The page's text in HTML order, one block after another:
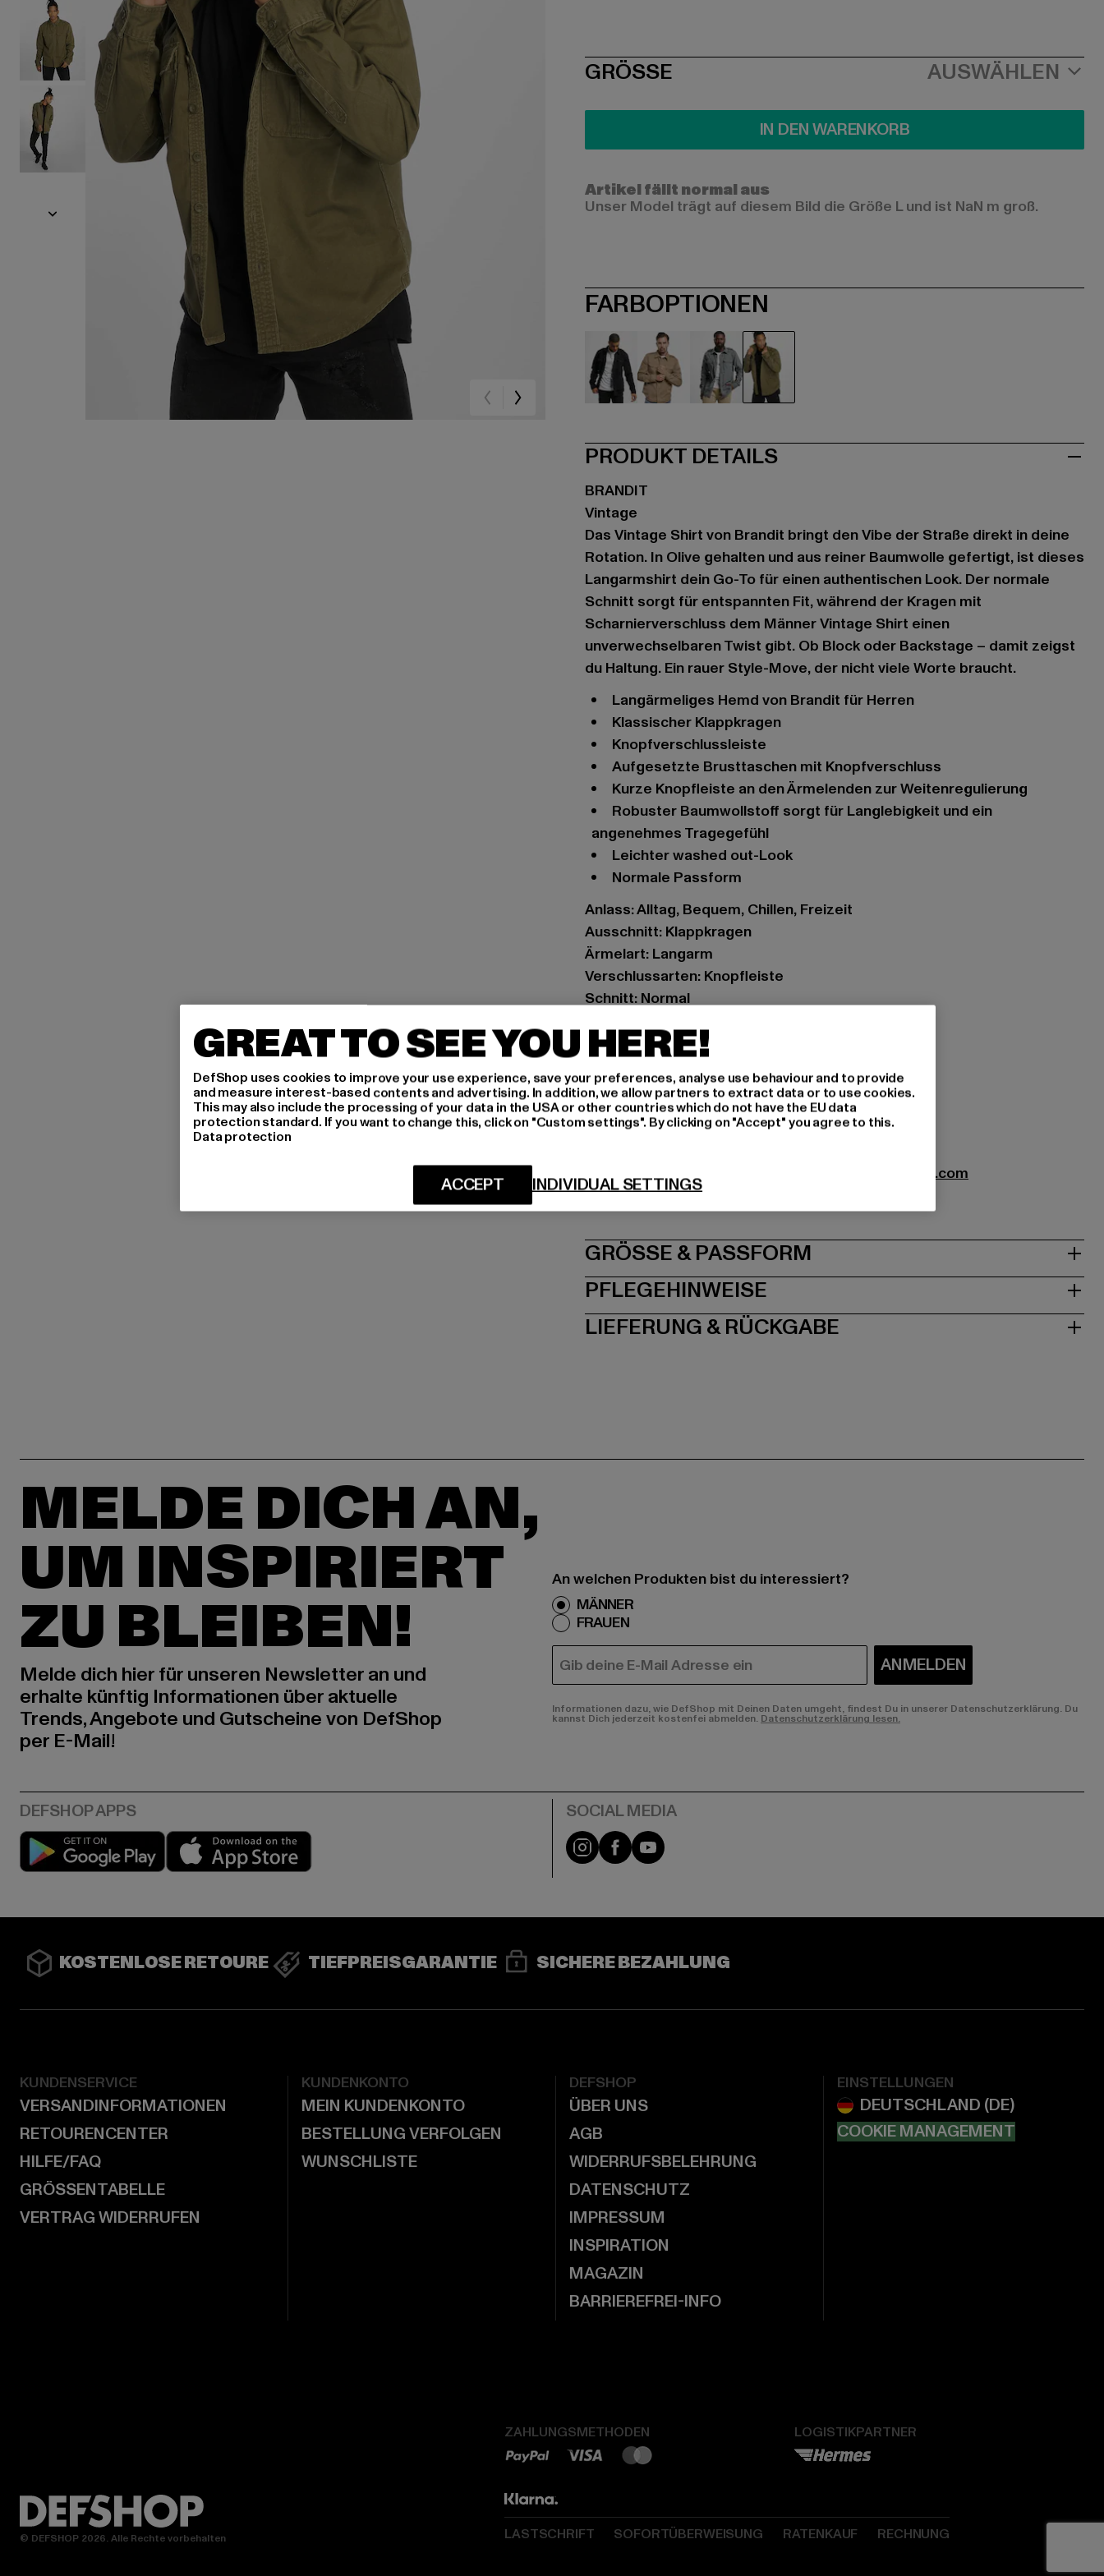
SIZE
GRÖSSE AUSWÄHLEN
IN DEN WARENKORB
Artikel fällt normal aus
Unser Model trägt auf diesem Bild die Größe L und ist NaN m groß.
FARBOPTIONEN
PRODUKT DETAILS
BRANDIT
Vintage
Das Vintage Shirt von Brandit bringt den Vibe der Straße direkt in deine
Rotation. In Olive gehalten und aus reiner Baumwolle gefertigt, ist dieses
Langarmshirt dein Go-To für einen authentischen Look. Der normale
Schnitt sorgt für entspannten Fit, während der Kragen mit
Scharnierverschluss dem Männer Vintage Shirt einen
unverwechselbaren Twist gibt. Ob Block oder Backstage – damit zeigst
du Haltung. Ein rauer Style-Move, der nicht viele Worte braucht.
langärmeliges Hemd von Brandit für Herren
klassischer Klappkragen
Knopfverschlussleiste
aufgesetzte Brusttaschen mit Knopfverschluss
kurze Knopfleiste an den Ärmelenden zur Weitenregulierung
robuster Baumwollstoff sorgt für Langlebigkeit und ein
angenehmes Tragegefühl
leichter washed out-Look
normale Passform
Anlass: Alltag, Bequem, Chillen, Freizeit
Ausschnitt: Klappkragen
Ärmelart: Langarm
Verschlussarten: Knopfleiste
Schnitt: Normal
Kat.: Hemden
Hersteller Farbe: olive
Materialzusammensetzung: 100% Baumwolle
Art.Nr: BD9373-00176
Hersteller: Brandit Textil GmbH |
info@brandit-wear.com
Spichernstraße 6a | 50672 Köln | DE
GRÖSSE & PASSFORM
PFLEGEHINWEISE
LIEFERUNG & RÜCKGABE
MELDE DICH AN,
UM INSPIRIERT
ZU BLEIBEN!
Melde dich hier für unseren Newsletter an und
erhalte künftig Informationen über aktuelle
Trends, Angebote und Gutscheine von DefShop
per E-Mail!
An welchen Produkten bist du interessiert?
MÄNNER
FRAUEN
E-MAIL ANMELDEN
Informationen dazu, wie DefShop mit Deinen Daten umgeht, findest Du in unserer Datenschutzerklärung. Du
kannst Dich jederzeit kostenfei abmelden. Datenschutzerklärung lesen.
Play market Instagram
FacebookYouTube
KOSTENLOSE RETOURE TIEFPREISGARANTIE SICHERE BEZAHLUNG
KUNDENSERVICE
VERSANDINFORMATIONEN
RETOURENCENTER
HILFE/FAQ
GRÖSSENTABELLE
VERTRAG WIDERRUFEN
KUNDENKONTO
MEIN KUNDENKONTO
BESTELLUNG VERFOLGEN
WUNSCHLISTE
DEFSHOP
ÜBER UNS
AGB
WIDERRUFSBELEHRUNG
DATENSCHUTZ
IMPRESSUM
INSPIRATION
MAGAZIN
BARRIEREFREI-INFO
EINSTELLUNGEN
COOKIE MANAGEMENT
ZAHLUNGSMETHODEN LOGISTIKPARTNER
LASTSCHRIFT SOFORTÜBERWEISUNG RATENKAUF RECHNUNG
© DEFSHOP 2026. Alle Rechte vorbehalten
GREAT TO SEE YOU HERE!
DefShop uses cookies to improve your use experience, save your preferences, analyse use behaviour and to provide
and measure interest-based contents and advertising. In addition, we allow partners to extract data or to use cookies.
This may also include the processing of your data in the USA or other countries which do not have the EU data
protection standard. If you want to change this, click on "Custom settings". By clicking on "Accept" you agree to this.
Data protection
INDIVIDUAL SETTINGS
ACCEPT